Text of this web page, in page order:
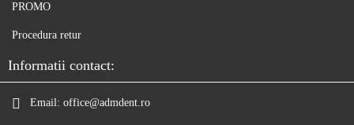
PROMO
Procedura retur
Informatii contact:
Email: office@admdent.ro